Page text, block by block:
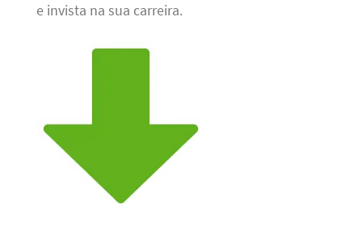
e invista na sua carreira.